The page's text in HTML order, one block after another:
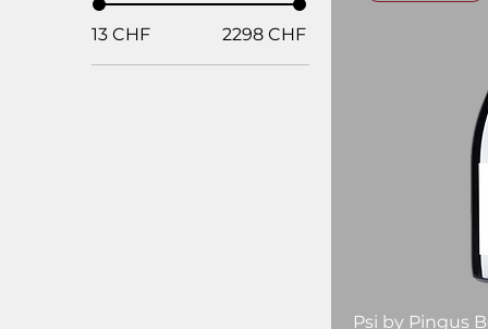
13 CHF 2298 CHF
Psi by Pingus